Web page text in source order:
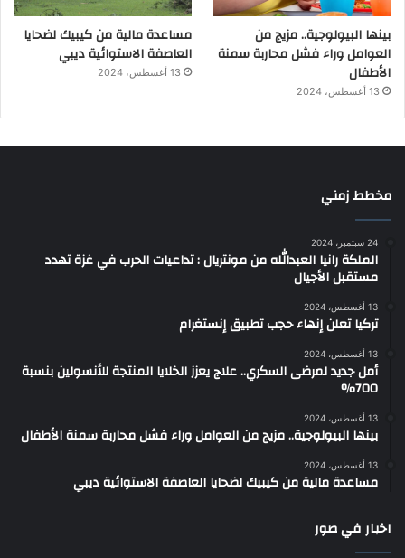
بينها البيولوجية.. مزيج من
العوامل وراء فشل محاربة سمنة
الأطفال
13 أغسطس، 2024
مساعدة مالية من كيبيك لضحايا
العاصفة الاستوائية ديبي
13 أغسطس، 2024
مخطط زمني
24 سبتمبر، 2024
الملكة رانيا العبدالله من مونتريال : تداعيات الحرب في غزة تهدد
مستقبل الأجيال
13 أغسطس، 2024
تركيا تعلن إنهاء حجب تطبيق إنستغرام
13 أغسطس، 2024
أمل جديد لمرضى السكري.. علاج يعزز الخلايا المنتجة للأنسولين بنسبة
700%
13 أغسطس، 2024
بينها البيولوجية.. مزيج من العوامل وراء فشل محاربة سمنة الأطفال
13 أغسطس، 2024
مساعدة مالية من كيبيك لضحايا العاصفة الاستوائية ديبي
اخبار في صور